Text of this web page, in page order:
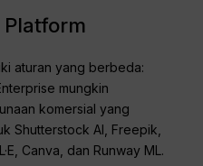
Platform
aturan yang berbeda:
mungkin
komersial yang
Shutterstock AI, Freepik,
Canva, dan Runway ML.